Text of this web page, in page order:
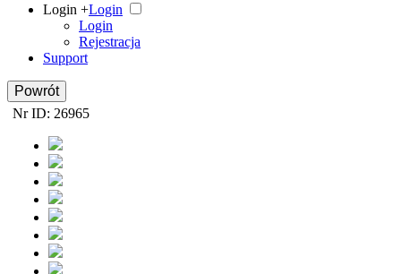
Login +Login
Login
Rejestracja
Support
Powrót
Nr ID: 26965